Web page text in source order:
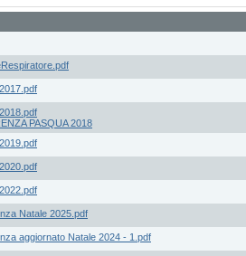
PASQUA 2018
Natale 2025.pdf
aggiornato Natale 2024 - 1.pdf